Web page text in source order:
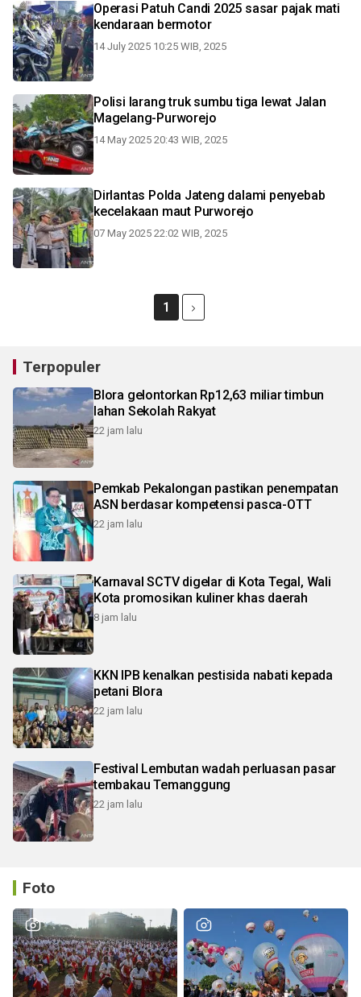
Operasi Patuh Candi 2025 sasar pajak mati
kendaraan bermotor
14 July 2025 10:25 WIB, 2025
Polisi larang truk sumbu tiga lewat Jalan
Magelang-Purworejo
14 May 2025 20:43 WIB, 2025
Dirlantas Polda Jateng dalami penyebab
kecelakaan maut Purworejo
07 May 2025 22:02 WIB, 2025
1
Terpopuler
Blora gelontorkan Rp12,63 miliar timbun
lahan Sekolah Rakyat
22 jam lalu
Pemkab Pekalongan pastikan penempatan
ASN berdasar kompetensi pasca-OTT
22 jam lalu
Karnaval SCTV digelar di Kota Tegal, Wali
Kota promosikan kuliner khas daerah
8 jam lalu
KKN IPB kenalkan pestisida nabati kepada
petani Blora
22 jam lalu
Festival Lembutan wadah perluasan pasar
tembakau Temanggung
22 jam lalu
Foto